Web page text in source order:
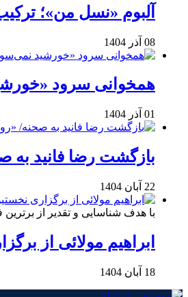
آلبوم «نسل من»؛
08 آذر 1404
همخوانی سرود «خورشید نمی‌سوزد»
01 آذر 1404
بازگشت رضا فانید به
22 آبان 1404
با هدف شناسایی و تقدیر از
ابراهیم مولائی از
18 آبان 1404